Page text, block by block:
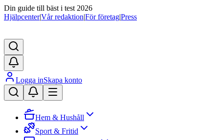
Din guide till bäst i test 2026
Hjälpcenter|Vår redaktion|För företag|Press
Logga inSkapa konto
Hem & Hushåll
Sport & Fritid